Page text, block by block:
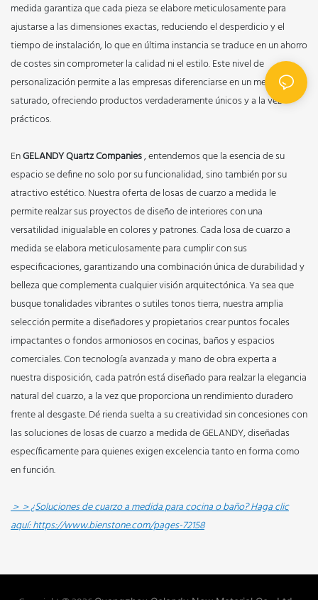
medida garantiza que cada pieza se elabore meticulosamente para
ajustarse a las dimensiones exactas, reduciendo el desperdicio y el
tiempo de instalación, lo que en última instancia se traduce en un ahorro
de costes sin comprometer la calidad ni el estilo. Este nivel de
personalización permite a las empresas diferenciarse en un mercado
saturado, ofreciendo productos verdaderamente únicos y a la vez
prácticos.
EnGELANDY Quartz Companies, entendemos que la esencia de su
espacio se define no solo por su funcionalidad, sino también por su
atractivo estético. Nuestra oferta de losas de cuarzo a medida le
permite realzar sus proyectos de diseño de interiores con una
versatilidad inigualable en colores y patrones. Cada losa de cuarzo a
medida se elabora meticulosamente para cumplir con sus
especificaciones, garantizando una combinación única de durabilidad y
belleza que complementa cualquier visión arquitectónica. Ya sea que
busque tonalidades vibrantes o sutiles tonos tierra, nuestra amplia
selección permite a diseñadores y propietarios crear puntos focales
impactantes o fondos armoniosos en cocinas, baños y espacios
comerciales. Con tecnología avanzada y mano de obra experta a
nuestra disposición, cada patrón está diseñado para realzar la elegancia
natural del cuarzo, a la vez que proporciona un rendimiento duradero
frente al desgaste. Dé rienda suelta a su creatividad sin concesiones con
las soluciones de losas de cuarzo a medida de GELANDY, diseñadas
específicamente para quienes exigen excelencia tanto en forma como
en función.
＞＞¿Soluciones de cuarzo a medida para cocina o baño? Haga clic
aquí:https://www.bienstone.com/pages-72158